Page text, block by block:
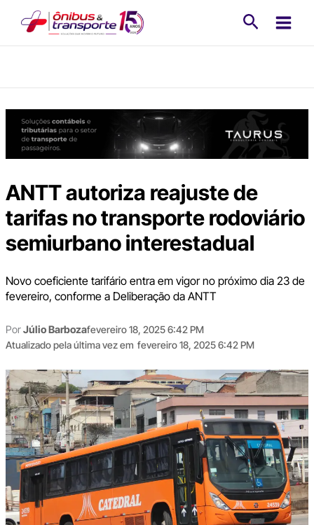
ANTT autoriza reajuste de
tarifas no transporte rodoviário
semiurbano interestadual
Novo coeficiente tarifário entra em vigor no próximo dia 23 de
fevereiro, conforme a Deliberação da ANTT
PorJúlio Barbozafevereiro 18, 2025 6:42 PM
Atualizado pela última vez em fevereiro 18, 2025 6:42 PM